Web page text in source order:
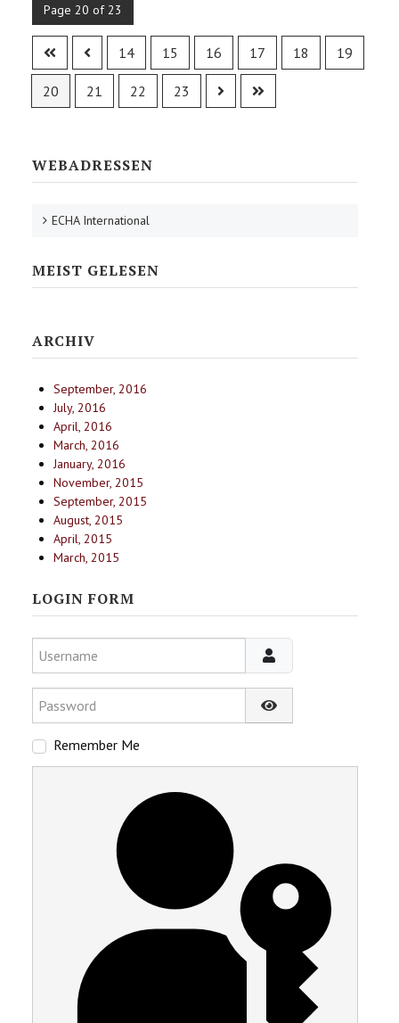
Page 20 of 23
14 15 16 17 18 19
20 21 22 23
WEBADRESSEN
ECHA International
MEIST GELESEN
ARCHIV
September, 2016
July, 2016
April, 2016
March, 2016
January, 2016
November, 2015
September, 2015
August, 2015
April, 2015
March, 2015
LOGIN FORM
Username
Password
Show Password
Remember Me